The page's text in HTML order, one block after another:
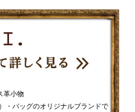
革小物
・バッグのオリジナルブランドで